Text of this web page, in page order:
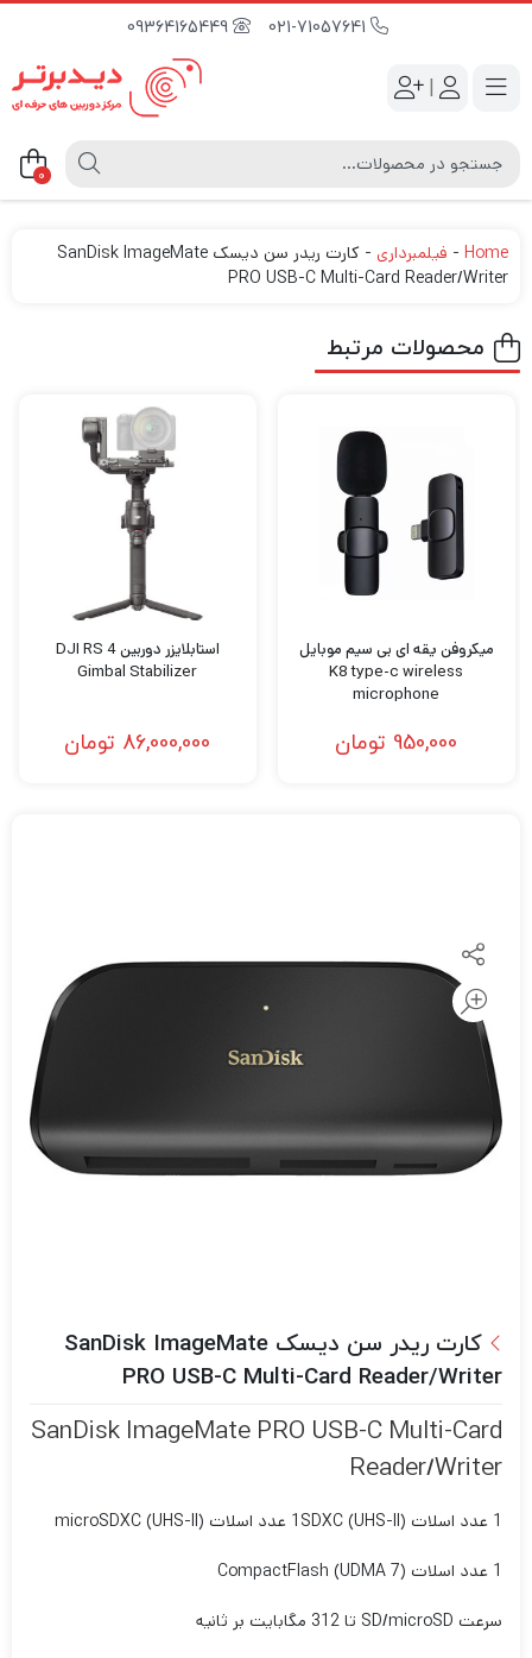
09364165449
|
0
Home
- فیلمبرداری -
کارت ریدر سن دیسک SanDisk ImageMate
PRO USB-C Multi-Card Reader/Writer
محصولات مرتبط
میکروفن یقه ای بی سیم موبایل
K8 type-c wireless
microphone
950,000 تومان
استابلایزر دوربین DJI RS 4
Gimbal Stabilizer
86,000,000 تومان
کارت ریدر سن دیسک SanDisk ImageMate
PRO USB-C Multi-Card Reader/Writer
SanDisk ImageMate PRO USB-C Multi-Card
Reader/Writer
1 عدد اسلات SDXC (UHS-II) 1 عدد اسلات microSDXC (UHS-II)
1 عدد اسلات CompactFlash (UDMA 7)
سرعت SD/microSD تا 312 مگابایت بر ثانیه